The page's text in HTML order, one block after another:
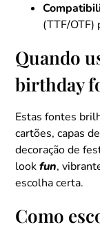
(TTF/OTF)
Quando
birthday
Estas fontes
cartões, capas
decoração de
lookfun,
escolha certa.
Como